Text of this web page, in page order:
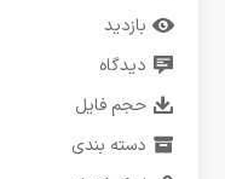
بازدید
دیدگاه
حجم فایل
دسته بندی